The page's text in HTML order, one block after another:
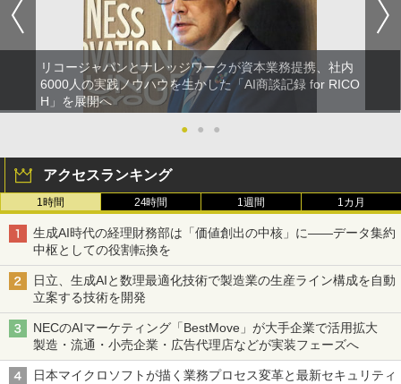
リコージャパンとナレッジワークが資本業務提携、社内
6000人の実践ノウハウを生かした「AI商談記録 for RICO
H」を展開へ
●
● ●
アクセスランキング
1時間 24時間 1週間 1カ月
生成AI時代の経理財務部は「価値創出の中核」に――データ集約
中枢としての役割転換を
日立、生成AIと数理最適化技術で製造業の生産ライン構成を自動
立案する技術を開発
NECのAIマーケティング「BestMove」が大手企業で活用拡大
製造・流通・小売企業・広告代理店などが実装フェーズへ
日本マイクロソフトが描く業務プロセス変革と最新セキュリティ